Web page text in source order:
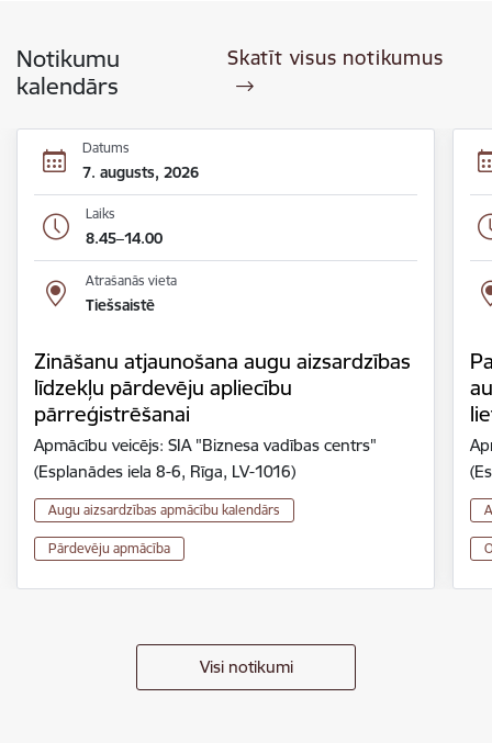
Notikumu
kalendārs
Skatīt visus notikumus
Datums
7. augusts, 2026
Laiks
8.45–14.00
Atrašanās vieta
Tiešsaistē
Zināšanu atjaunošana augu aizsardzības
līdzekļu pārdevēju apliecību
pārreģistrēšanai
Apmācību veicējs: SIA "Biznesa vadības centrs"
(Esplanādes iela 8-6, Rīga, LV-1016)
Augu aizsardzības apmācību kalendārs
Pārdevēju apmācība
Visi notikumi